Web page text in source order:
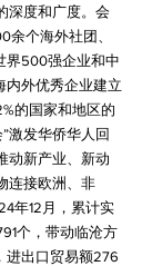
深度和广度。会
余个海外社团、
界500强企业和中
内外优秀企业建立
的国家和地区的
激发华侨华人回
动新产业、新动
连接欧洲、非
年12月，累计实
个，带动临沧方
进出口贸易额276